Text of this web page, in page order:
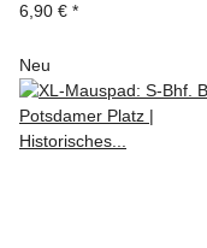
6,90 € *
Neu